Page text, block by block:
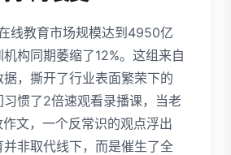
线教育市场规模达到4950亿
构同期萎缩了12%。这组来自
，撕开了行业表面繁荣下的
惯了2倍速观看录播课，当老
文，一个反常识的观点浮出
非取代线下，而是催生了全